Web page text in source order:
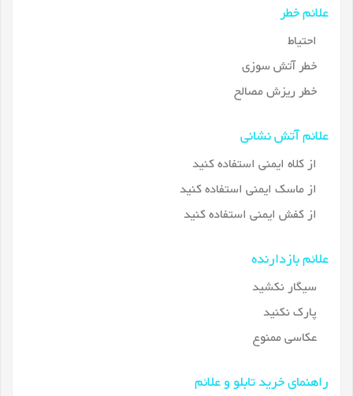
علائم خطر
احتیاط
خطر آتش سوزی
خطر ریزش مصالح
علائم آتش نشانی
از کلاه ایمنی استفاده کنید
از ماسک ایمنی استفاده کنید
از کفش ایمنی استفاده کنید
علائم بازدارنده
سیگار نکشید
پارک نکنید
عکاسی ممنوع
راهنمای خرید تابلو و علائم